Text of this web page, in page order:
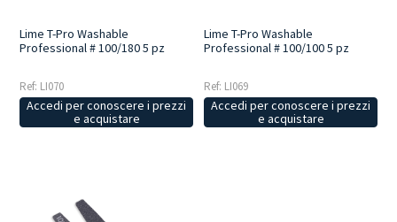
Lime T-Pro Washable
Professional # 100/180 5 pz
Ref: LI070
Accedi per conoscere i prezzi
e acquistare
Lime T-Pro Washable
Professional # 100/100 5 pz
Ref: LI069
Accedi per conoscere i prezzi
e acquistare